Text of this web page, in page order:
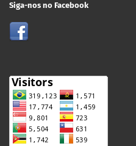
Siga-nos no Facebook